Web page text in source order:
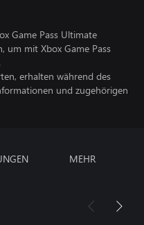
Game Pass Ultimate
um mit Xbox Game Pass
erhalten während des
und zugehörigen
MEHR